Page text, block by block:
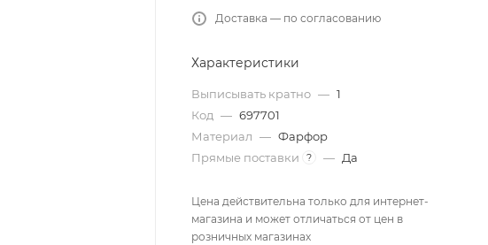
Доставка — по согласованию
Характеристики
Выписывать кратно — 1
Код — 697701
Материал — Фарфор
Прямые поставки
? — Да
Цена действительна только для интернет-
магазина и может отличаться от цен в
розничных магазинах